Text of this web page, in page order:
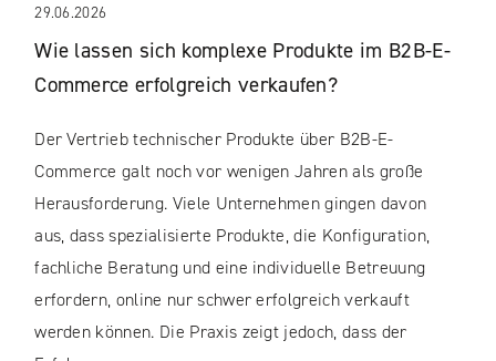
29.06.2026
Wie lassen sich komplexe Produkte im B2B-E-
Commerce erfolgreich verkaufen?
Der Vertrieb technischer Produkte über B2B-E-
Commerce galt noch vor wenigen Jahren als große
Herausforderung. Viele Unternehmen gingen davon
aus, dass spezialisierte Produkte, die Konfiguration,
fachliche Beratung und eine individuelle Betreuung
erfordern, online nur schwer erfolgreich verkauft
werden können. Die Praxis zeigt jedoch, dass der